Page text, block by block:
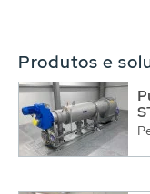
Produtos e